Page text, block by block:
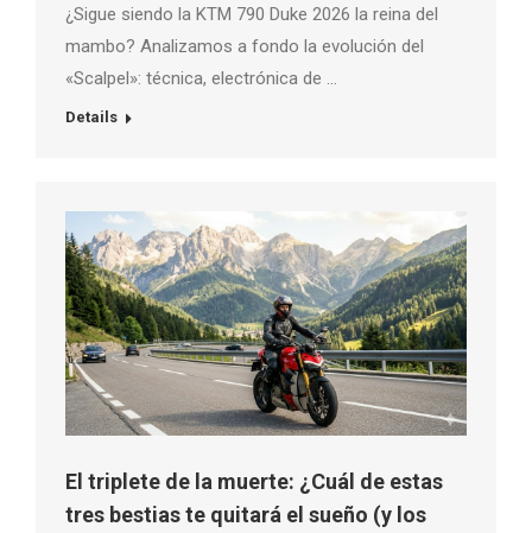
¿Sigue siendo la KTM 790 Duke 2026 la reina del
mambo? Analizamos a fondo la evolución del
«Scalpel»: técnica, electrónica de …
Details
El triplete de la muerte: ¿Cuál de estas
tres bestias te quitará el sueño (y los